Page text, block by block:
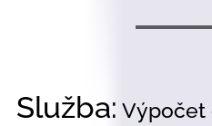
Služba: Výpočet